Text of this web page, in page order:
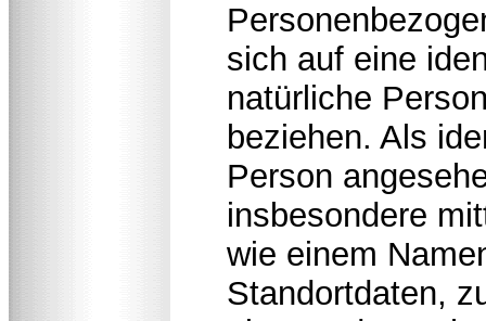
sich auf eine
natürliche
beziehen. Als
Person
insbesondere
wie einem
Standortdaten,